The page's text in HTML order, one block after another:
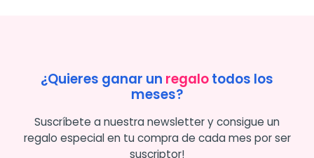
¿Quieres ganar un regalotodos los
meses?
Suscríbete a nuestra newsletter y consigue un
regalo especial en tu compra de cada mes por ser
suscriptor!